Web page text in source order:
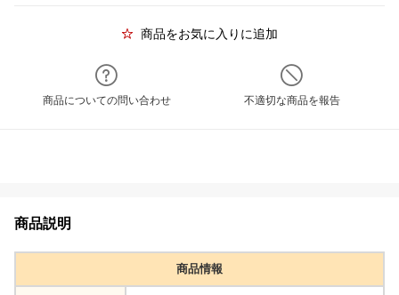
商品をお気に入りに追加
商品についての問い合わせ 不適切な商品を報告
商品説明
商品情報